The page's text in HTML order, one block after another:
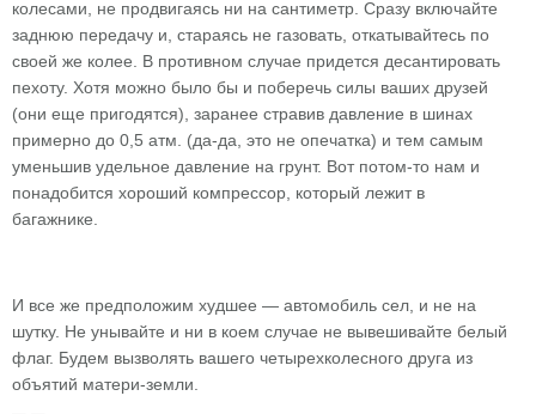
колесами, не продвигаясь ни на сантиметр. Сразу включайте
заднюю передачу и, стараясь не газовать, откатывайтесь по
своей же колее. В противном случае придется десантировать
пехоту. Хотя можно было бы и поберечь силы ваших друзей
(они еще пригодятся), заранее стравив давление в шинах
примерно до 0,5 атм. (да-да, это не опечатка) и тем самым
уменьшив удельное давление на грунт. Вот потом-то нам и
понадобится хороший компрессор, который лежит в
багажнике.
И все же предположим худшее — автомобиль сел, и не на
шутку. Не унывайте и ни в коем случае не вывешивайте белый
флаг. Будем вызволять вашего четырехколесного друга из
объятий матери-земли.